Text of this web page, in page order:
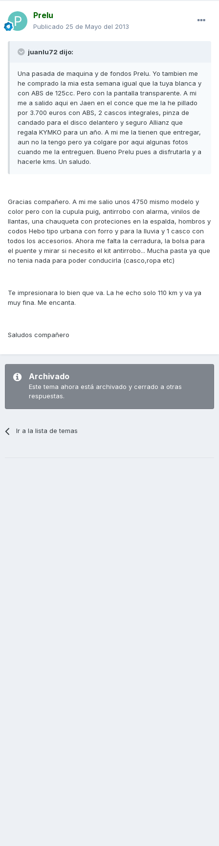
Prelu
Publicado 25 de Mayo del 2013
juanlu72 dijo:
Una pasada de maquina y de fondos Prelu. Yo tambien me
he comprado la mia esta semana igual que la tuya blanca y
con ABS de 125cc. Pero con la pantalla transparente. A mi
me a salido aqui en Jaen en el conce que me la he pillado
por 3.700 euros con ABS, 2 cascos integrales, pinza de
candado para el disco delantero y seguro Allianz que
regala KYMKO para un año. A mi me la tienen que entregar,
aun no la tengo pero ya colgare por aqui algunas fotos
cuando me la entreguen. Bueno Prelu pues a disfrutarla y a
hacerle kms. Un saludo.
Gracias compañero. A mi me salio unos 4750 mismo modelo y
color pero con la cupula puig, antirrobo con alarma, vinilos de
llantas, una chauqueta con proteciones en la espalda, hombros y
codos Hebo tipo urbana con forro y para la lluvia y 1 casco con
todos los accesorios. Ahora me falta la cerradura, la bolsa para
el puente y mirar si necesito el kit antirrobo... Mucha pasta ya que
no tenia nada para poder conducirla (casco,ropa etc)
Te impresionara lo bien que va. La he echo solo 110 km y va ya
muy fina. Me encanta.
Saludos compañero
Archivado
Este tema ahora está archivado y cerrado a otras
respuestas.
Ir a la lista de temas